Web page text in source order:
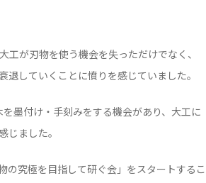
が刃物を使う機会を失っただけでなく、
していくことに憤りを感じていました。
墨付け・手刻みをする機会があり、大工に
じました。
の究極を目指して研ぐ会」をスタートするこ